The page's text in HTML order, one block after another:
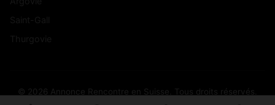
© 2026 Annonce Rencontre en Suisse. Tous droits réservés.